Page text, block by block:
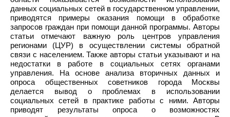
данных социальных сетей в государственном управлении,
приводятся примеры оказания помощи в обработке
запросов граждан при помощи данной программы. Авторы
статьи отмечают важную роль центров управления
регионами (ЦУР) в осуществлении системы обратной
связи с населением. Также авторы статьи указывают и на
недостатки в работе в социальных сетях органами
управления. На основе анализа вторичных данных и
опроса общественных советников города Москвы
делается вывод о проблемах в использовании
социальных сетей в практике работы с ними. Авторы
приводят результаты опроса о возможностях